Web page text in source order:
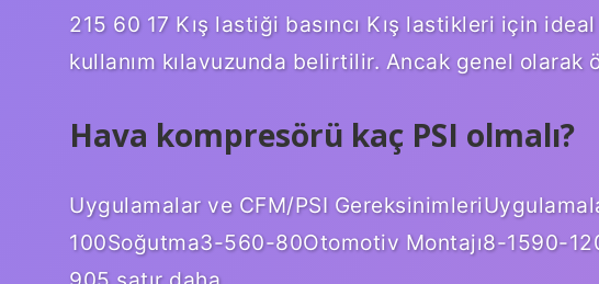
215 60 17 Kış lastiği basıncı Kış lastikleri için
kullanım kılavuzunda belirtilir. Ancak genel olarak
Hava kompresörü kaç PSI olmalı?
Uygulamalar ve CFM/PSI
100Soğutma3-560-80Otomotiv Montajı8-1590-